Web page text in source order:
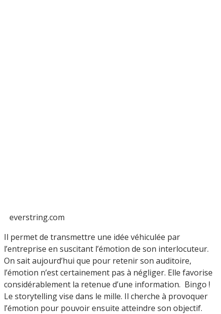
everstring.com
Il permet de transmettre une idée véhiculée par
l’entreprise en suscitant l’émotion de son interlocuteur.
On sait aujourd’hui que pour retenir son auditoire,
l’émotion n’est certainement pas à négliger. Elle favorise
considérablement la retenue d’une information. Bingo !
Le storytelling vise dans le mille. Il cherche à provoquer
l’émotion pour pouvoir ensuite atteindre son objectif.